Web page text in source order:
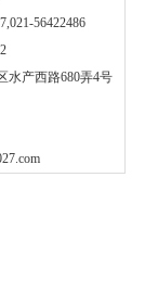
56422486
水产西路680弄4号